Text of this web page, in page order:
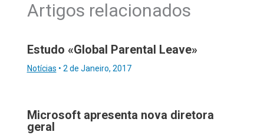
Artigos relacionados
Estudo «Global Parental Leave»
Notícias • 2 de Janeiro, 2017
Microsoft apresenta nova diretora
geral